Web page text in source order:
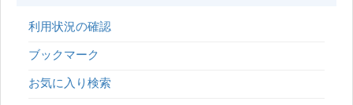
利用状況の確認
ブックマーク
お気に入り検索